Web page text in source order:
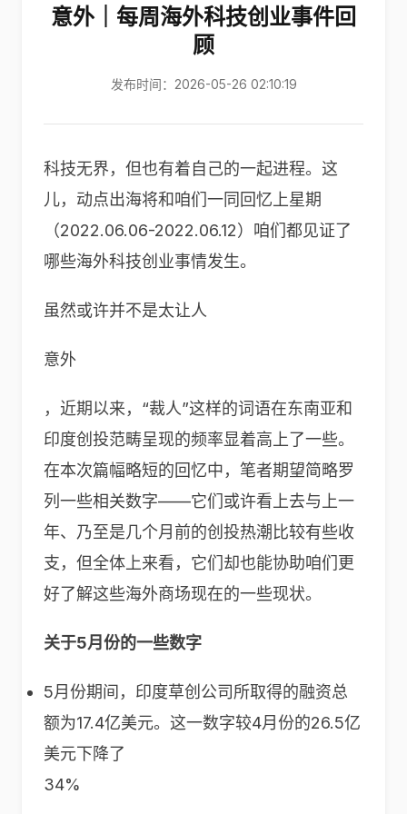
意外｜每周海外科技创业事件回
顾
发布时间：2026-05-26 02:10:19
科技无界，但也有着自己的一起进程。这
儿，动点出海将和咱们一同回忆上星期
（2022.06.06-2022.06.12）咱们都见证了
哪些海外科技创业事情发生。
虽然或许并不是太让人
意外
，近期以来，“裁人”这样的词语在东南亚和
印度创投范畴呈现的频率显着高上了一些。
在本次篇幅略短的回忆中，笔者期望简略罗
列一些相关数字——它们或许看上去与上一
年、乃至是几个月前的创投热潮比较有些收
支，但全体上来看，它们却也能协助咱们更
好了解这些海外商场现在的一些现状。
关于5月份的一些数字
5月份期间，印度草创公司所取得的融资总
额为17.4亿美元。这一数字较4月份的26.5亿
美元下降了
34%